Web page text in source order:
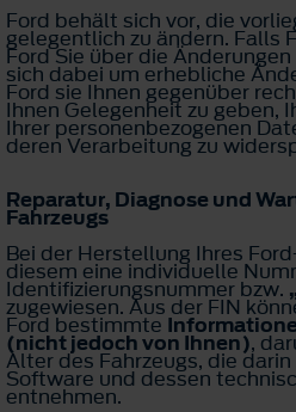
Ford behält sich vor, die
gelegentlich zu ändern. Falls
Ford Sie über die
sich dabei um erhebliche
Ford sie Ihnen gegenüber
Ihnen Gelegenheit zu geben,
Ihrer personenbezogenen
deren Verarbeitung zu
Reparatur, Diagnose und
Fahrzeugs
Bei der Herstellung Ihres
diesem eine individuelle
Identifizierungsnummer bzw.
zugewiesen. Aus der FIN
Ford bestimmte
(nicht jedoch von Ihnen),
Alter des Fahrzeugs, die
Software und dessen
entnehmen.